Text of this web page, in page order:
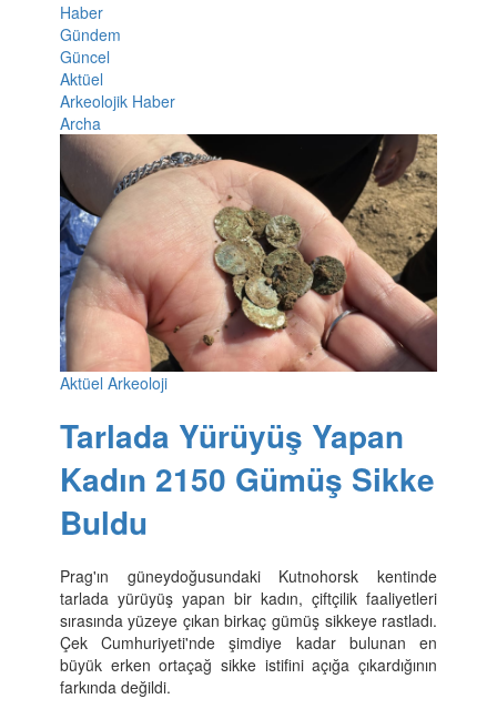
Haber
Gündem
Güncel
Aktüel
Arkeolojik Haber
Archa
Aktüel Arkeoloji
Tarlada Yürüyüş Yapan
Kadın 2150 Gümüş Sikke
Buldu
Prag'ın güneydoğusundaki Kutnohorsk kentinde
tarlada yürüyüş yapan bir kadın, çiftçilik faaliyetleri
sırasında yüzeye çıkan birkaç gümüş sikkeye rastladı.
Çek Cumhuriyeti'nde şimdiye kadar bulunan en
büyük erken ortaçağ sikke istifini açığa çıkardığının
farkında değildi.